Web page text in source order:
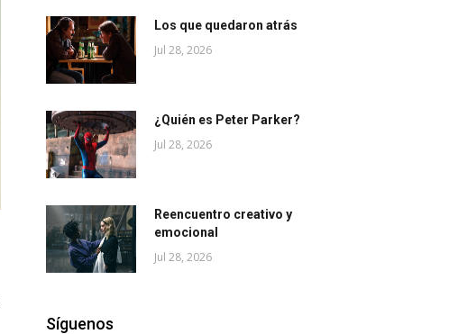
Los que quedaron atrás
Jul 28, 2026
¿Quién es Peter Parker?
Jul 28, 2026
Reencuentro creativo y
emocional
Jul 28, 2026
Síguenos